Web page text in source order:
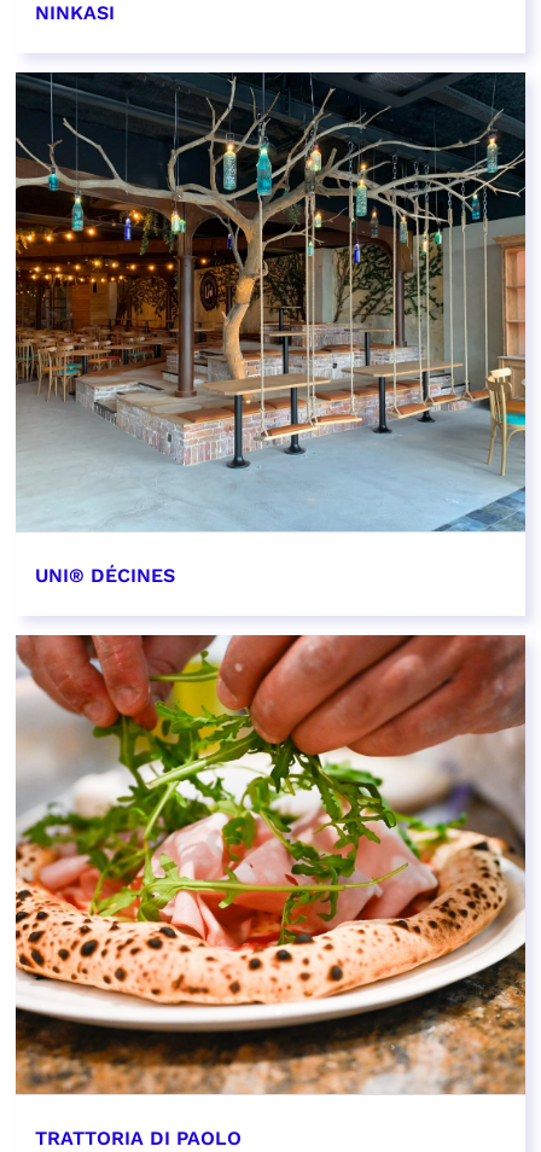
NINKASI
EN SAVOIR PLUS
UNI® DÉCINES
EN SAVOIR PLUS
TRATTORIA DI PAOLO